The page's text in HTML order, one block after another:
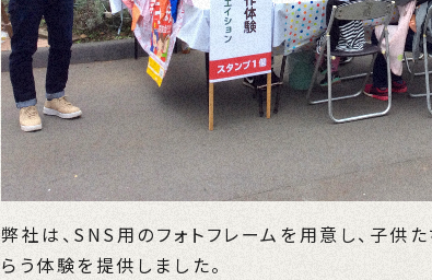
弊社は、SNS用のフォトフレームを用意し、子供
らう体験を提供しました。